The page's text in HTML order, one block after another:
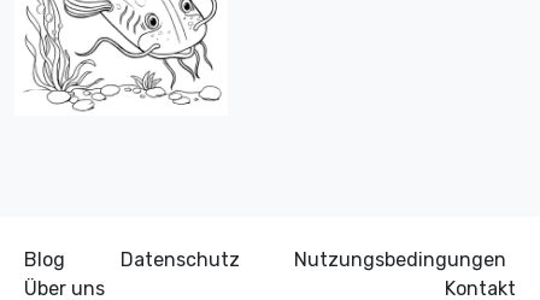
Blog Datenschutz
Nutzungsbedingungen
Über uns
Kontakt